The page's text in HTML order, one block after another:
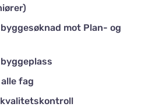
mot Plan- og
fag